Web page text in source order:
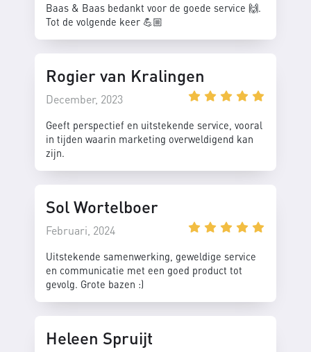
Baas & Baas bedankt voor de goede service 🙌.
Tot de volgende keer 💪🏼
Rogier van Kralingen
December, 2023
Geeft perspectief en uitstekende service, vooral
in tijden waarin marketing overweldigend kan
zijn.
Sol Wortelboer
Februari, 2024
Uitstekende samenwerking, geweldige service
en communicatie met een goed product tot
gevolg. Grote bazen :)
Heleen Spruijt